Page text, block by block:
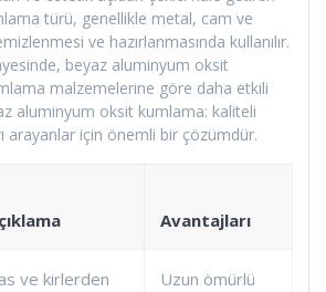
türü, genellikle metal, cam ve
ve hazırlanmasında kullanılır.
beyaz aluminyum oksit
malzemelerine göre daha etkili
aluminyum oksit kumlama: kaliteli
arayanlar için önemli bir çözümdür.
Avantajları
ve kirlerden
Uzun ömürlü